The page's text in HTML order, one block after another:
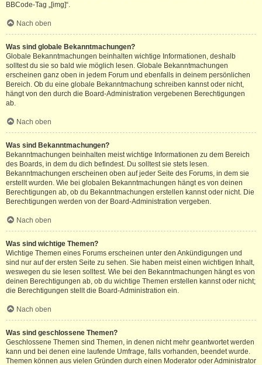
BBCode-Tag „[img]“.
Nach oben
Was sind globale Bekanntmachungen?
Globale Bekanntmachungen beinhalten wichtige Informationen, deshalb
solltest du sie so bald wie möglich lesen. Globale Bekanntmachungen
erscheinen ganz oben in jedem Forum und ebenfalls in deinem persönlichen
Bereich. Ob du eine globale Bekanntmachung schreiben kannst oder nicht,
hängt von den durch die Board-Administration vergebenen Berechtigungen
ab.
Nach oben
Was sind Bekanntmachungen?
Bekanntmachungen beinhalten meist wichtige Informationen zu dem Bereich
des Boards, in dem du dich befindest. Du solltest sie stets lesen.
Bekanntmachungen erscheinen oben auf jeder Seite des Forums, in dem sie
erstellt wurden. Wie bei globalen Bekanntmachungen hängt es von deinen
Berechtigungen ab, ob du Bekanntmachungen erstellen kannst oder nicht. Die
Berechtigungen werden von der Board-Administration vergeben.
Nach oben
Was sind wichtige Themen?
Wichtige Themen eines Forums erscheinen unter den Ankündigungen und
sind nur auf der ersten Seite zu sehen. Sie haben meist einen wichtigen Inhalt,
weswegen du sie lesen solltest. Wie bei den Bekanntmachungen hängt es von
deinen Berechtigungen ab, ob du wichtige Themen erstellen kannst oder nicht;
die Berechtigungen stellt die Board-Administration ein.
Nach oben
Was sind geschlossene Themen?
Geschlossene Themen sind Themen, in denen nicht mehr geantwortet werden
kann und bei denen eine laufende Umfrage, falls vorhanden, beendet wurde.
Themen können aus vielen Gründen durch einen Moderator oder Administrator